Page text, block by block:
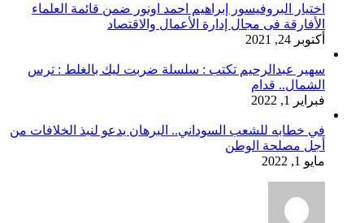
اختيار البروفيسور إبراهيم احمد اونور ضمن قائمة العلماء
الأفارقة فى مجال إدارة الأعمال والاقتصاد
أكتوبر 24, 2021
سهير عبدالرحيم تكتب : سلسلة ضربت ليك بالغلط : ترس
الشمال.. قدام
فبراير 1, 2022
في خطابه للشعب السوداني.. البرهان يدعو لنبذ الخلافات من
أجل مصلحة الوطن
مايو 1, 2022